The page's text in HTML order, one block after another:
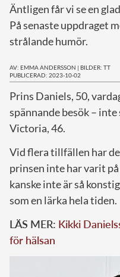
Äntligen får vi se en
På senaste uppdraget
strålande humör.
AV: EMMA ANDERSSON | BILDER: TT
PUBLICERAD: 2023-10-02
Prins Daniels, 50,
spännande besök –
Victoria, 46.
Vid flera tillfällen har
prinsen inte har varit
kanske inte är så
som en lärka hela tiden.
LÄS MER: Kikki
för hälsan